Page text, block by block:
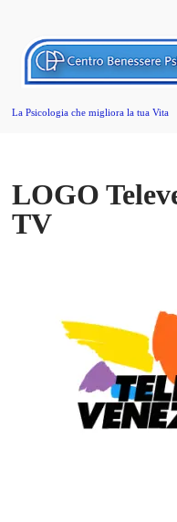
La Psicologia che migliora la tua Vita
LOGO
TV